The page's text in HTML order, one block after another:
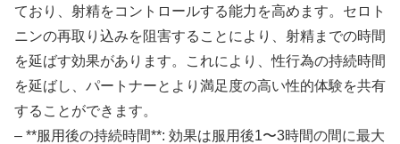
ており、射精をコントロールする能力を高めます。セロト
ニンの再取り込みを阻害することにより、射精までの時間
を延ばす効果があります。これにより、性行為の持続時間
を延ばし、パートナーとより満足度の高い性的体験を共有
することができます。
– **服用後の持続時間**: 効果は服用後1〜3時間の間に最大